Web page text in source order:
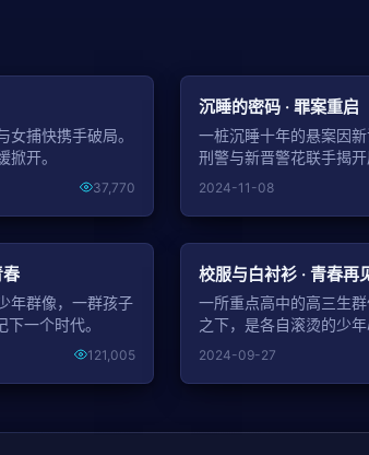
捕快携手破局。
开。
37,770
沉睡的密码 · 罪案重启
一桩沉睡十年的悬案因
刑警与新晋警花联手揭开
2024-11-08
春
年群像，一群孩子
一个时代。
121,005
校服与白衬衫 · 青春再
一所重点高中的高三生
之下，是各自滚烫的少年
2024-09-27